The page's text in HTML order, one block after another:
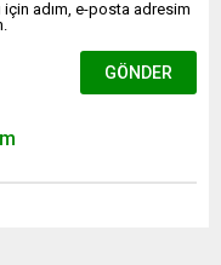
için adım, e-posta adresim